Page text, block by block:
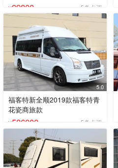
¥99800 5条点评
5.0
福客特新全顺2019款福客特青
花瓷商旅款
¥586000 5条点评